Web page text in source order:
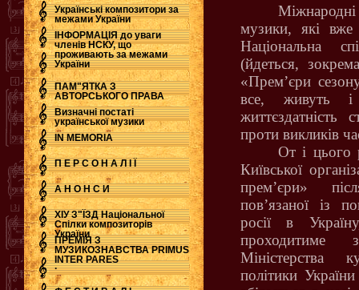
Українські композитори за
межами України
ІНФОРМАЦІЯ до уваги
членів НСКУ, що
проживають за межами
України
ПАМ"ЯТКА З
АВТОРСЬКОГО ПРАВА
Визначні постаті
української музики
IN MEMORIA
П Е Р С О Н А Л І Ї
А Н О Н С И
ХІУ З"ЇЗД Національної
Спілки композиторів
України
ПРЕМІЯ З
МУЗИКОЗНАВСТВА PRIMUS
INTER PARES
.
музики, які вже
Національна
(йдеться,
«Прем’єри
все, живуть і
життєздатність
проти викликів
От і цього
Київської
прем’єри»
пов’язаної із
росії в
проходитиме
Міністерства
політики